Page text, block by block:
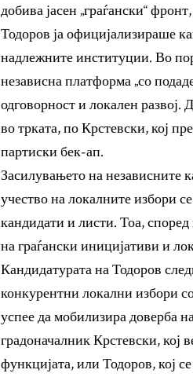
добива јасен „граѓански“
Тодоров ја официјализираше
надлежните институции. Во
независна платформа „со
одговорност и локален
во трката, по Крстевски, кој
партиски бек-ап.
Засилувањето на независните
учество на локалните избори
кандидати и листи. Тоа,
на граѓански иницијативи и
Кандидатурата на Тодоров
конкурентни локални избори
успее да мобилизира доверба
градоначалник Крстевски, кој
функцијата, или Тодоров, кој